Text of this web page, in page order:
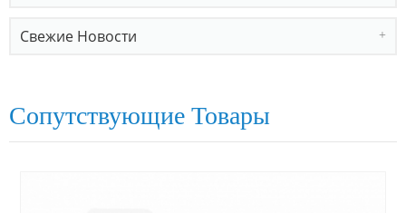
Свежие Новости
Сопутствующие Товары